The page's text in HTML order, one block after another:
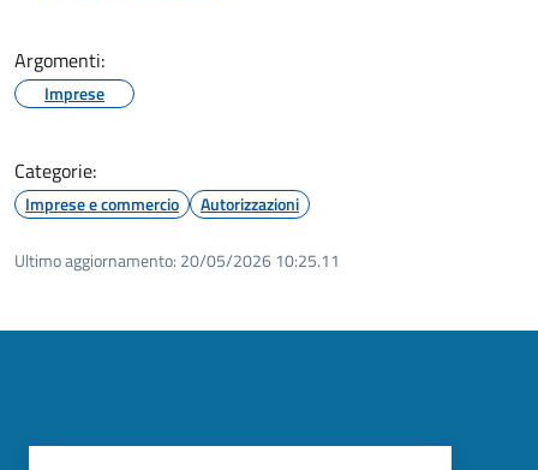
Argomenti:
Imprese
Categorie:
Imprese e commercio Autorizzazioni
Ultimo aggiornamento: 20/05/2026 10:25.11